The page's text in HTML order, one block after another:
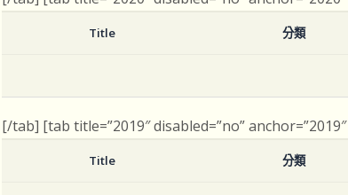
Title 分類
[/tab] [tab title=”2019″ disabled=”no”
Title 分類